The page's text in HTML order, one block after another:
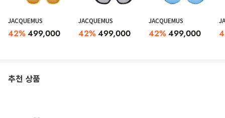
JACQUEMUS
42%499,000
JACQUEMUS
42%499,000
JACQUEMUS
42%499,000
추천 상품